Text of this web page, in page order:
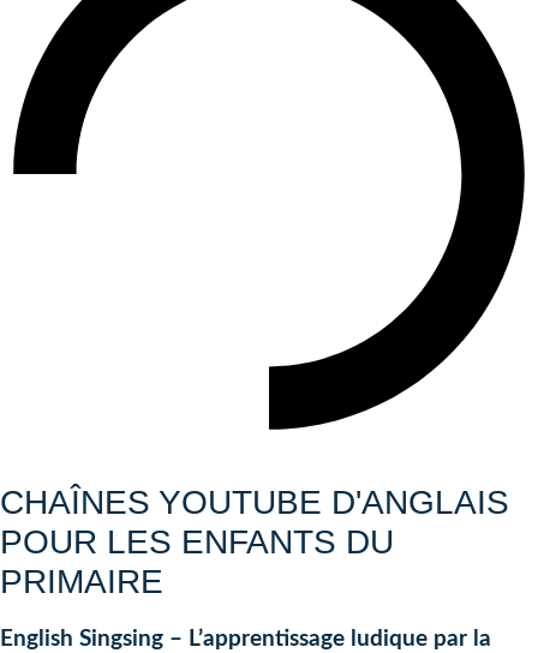
CHAÎNES YOUTUBE D'ANGLAIS
POUR LES ENFANTS DU
PRIMAIRE
English Singsing – L’apprentissage ludique par la